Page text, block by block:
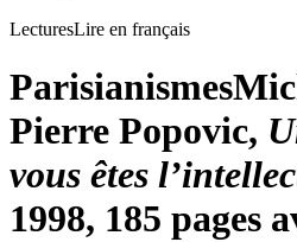
LecturesLire en français
Parisianismes
Pierre Popovic,
vous êtes
1998, 185 pages